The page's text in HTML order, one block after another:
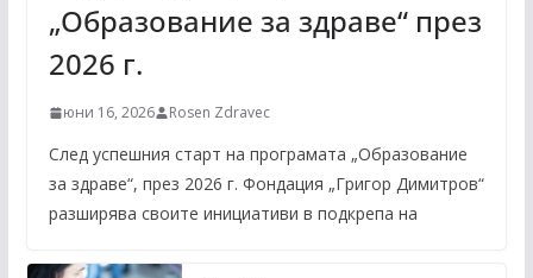
„Образование за здраве“ през
2026 г.
юни 16, 2026 Rosen Zdravec
След успешния старт на програмата „Образование
за здраве“, през 2026 г. Фондация „Григор Димитров“
разширява своите инициативи в подкрепа на